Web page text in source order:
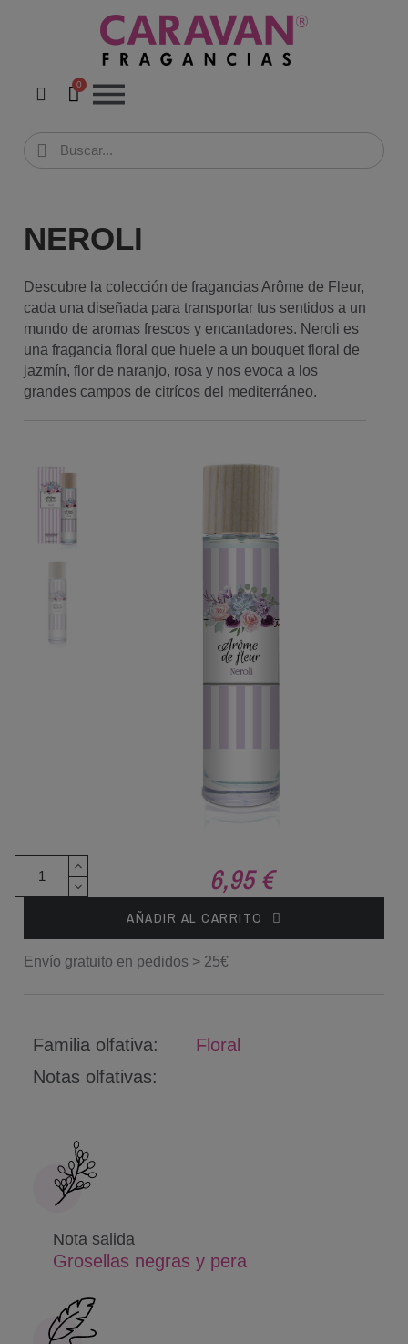
NEROLI
Descubre la colección de fragancias Arôme de Fleur,
cada una diseñada para transportar tus sentidos a un
mundo de aromas frescos y encantadores. Neroli es
una fragancia floral que huele a un bouquet floral de
jazmín, flor de naranjo, rosa y nos evoca a los
grandes campos de citrícos del mediterráneo.
6,95 €
AÑADIR AL CARRITO
Envío gratuito en pedidos > 25€
Familia olfativa:
Floral
Notas olfativas:
Nota salida
Grosellas negras y pera